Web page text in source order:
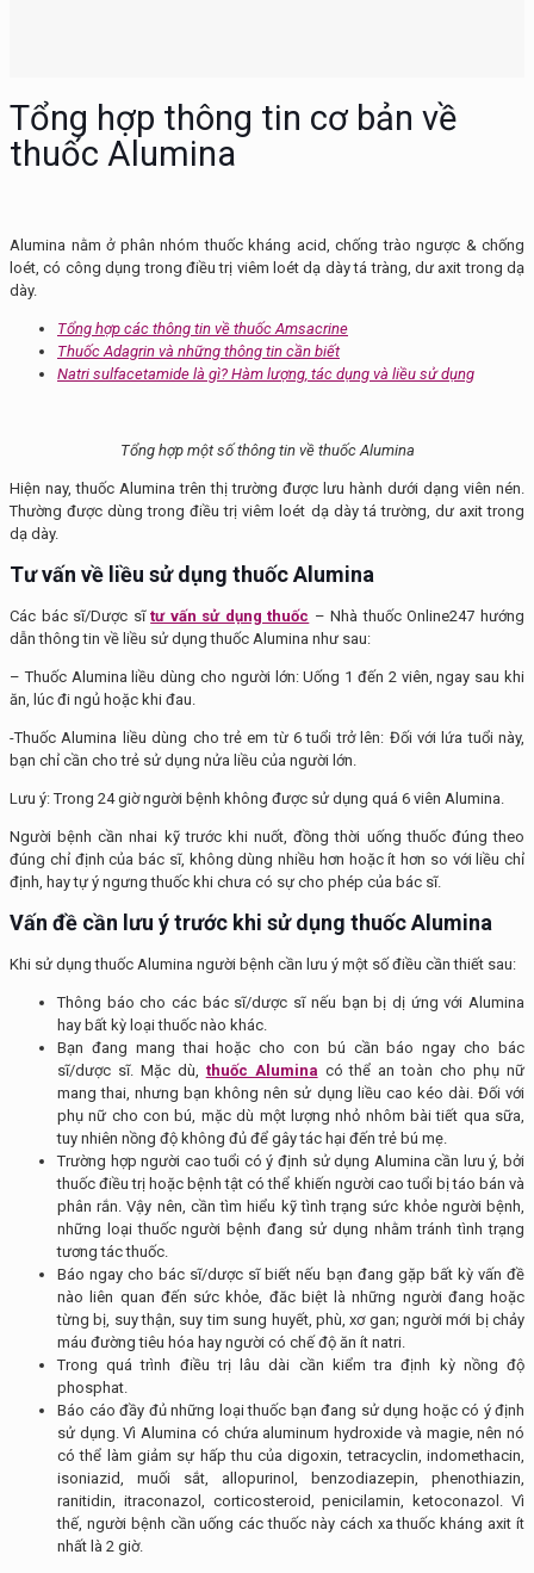
Tổng hợp thông tin cơ bản về
thuốc Alumina
Alumina nằm ở phân nhóm thuốc kháng acid, chống trào ngược & chống
loét, có công dụng trong điều trị viêm loét dạ dày tá tràng, dư axit trong dạ
dày.
Tổng hợp các thông tin về thuốc Amsacrine
Thuốc Adagrin và những thông tin cần biết
Natri sulfacetamide là gì? Hàm lượng, tác dụng và liều sử dụng
Tổng hợp một số thông tin về thuốc Alumina
Hiện nay, thuốc Alumina trên thị trường được lưu hành dưới dạng viên nén.
Thường được dùng trong điều trị viêm loét dạ dày tá trường, dư axit trong
dạ dày.
Tư vấn về liều sử dụng thuốc Alumina
Các bác sĩ/Dược sĩtư vấn sử dụng thuốc – Nhà thuốc Online247 hướng
dẫn thông tin về liều sử dụng thuốc Alumina như sau:
– Thuốc Alumina liều dùng cho người lớn: Uống 1 đến 2 viên, ngay sau khi
ăn, lúc đi ngủ hoặc khi đau.
-Thuốc Alumina liều dùng cho trẻ em từ 6 tuổi trở lên: Đối với lứa tuổi này,
bạn chỉ cần cho trẻ sử dụng nửa liều của người lớn.
Lưu ý: Trong 24 giờ người bệnh không được sử dụng quá 6 viên Alumina.
Người bệnh cần nhai kỹ trước khi nuốt, đồng thời uống thuốc đúng theo
đúng chỉ định của bác sĩ, không dùng nhiều hơn hoặc ít hơn so với liều chỉ
định, hay tự ý ngưng thuốc khi chưa có sự cho phép của bác sĩ.
Vấn đề cần lưu ý trước khi sử dụng thuốcAlumina
Khi sử dụng thuốc Alumina người bệnh cần lưu ý một số điều cần thiết sau:
Thông báo cho các bác sĩ/dược sĩ nếu bạn bị dị ứng với Alumina
hay bất kỳ loại thuốc nào khác.
Bạn đang mang thai hoặc cho con bú cần báo ngay cho bác
sĩ/dược sĩ. Mặc dù, thuốc Alumina có thể an toàn cho phụ nữ
mang thai, nhưng bạn không nên sử dụng liều cao kéo dài. Đối với
phụ nữ cho con bú, mặc dù một lượng nhỏ nhôm bài tiết qua sữa,
tuy nhiên nồng độ không đủ để gây tác hại đến trẻ bú mẹ.
Trường hợp người cao tuổi có ý định sử dụng Alumina cần lưu ý, bởi
thuốc điều trị hoặc bệnh tật có thể khiến người cao tuổi bị táo bán và
phân rắn. Vậy nên, cần tìm hiểu kỹ tình trạng sức khỏe người bệnh,
những loại thuốc người bệnh đang sử dụng nhằm tránh tình trạng
tương tác thuốc.
Báo ngay cho bác sĩ/dược sĩ biết nếu bạn đang gặp bất kỳ vấn đề
nào liên quan đến sức khỏe, đăc biệt là những người đang hoặc
từng bị, suy thận, suy tim sung huyết, phù, xơ gan; người mới bị chảy
máu đường tiêu hóa hay người có chế độ ăn ít natri.
Trong quá trình điều trị lâu dài cần kiểm tra định kỳ nồng độ
phosphat.
Báo cáo đầy đủ những loại thuốc bạn đang sử dụng hoặc có ý định
sử dụng. Vì Alumina có chứa aluminum hydroxide và magie, nên nó
có thể làm giảm sự hấp thu của digoxin, tetracyclin, indomethacin,
isoniazid, muối sắt, allopurinol, benzodiazepin, phenothiazin,
ranitidin, itraconazol, corticosteroid, penicilamin, ketoconazol. Vì
thế, người bệnh cần uống các thuốc này cách xa thuốc kháng axit ít
nhất là 2 giờ.